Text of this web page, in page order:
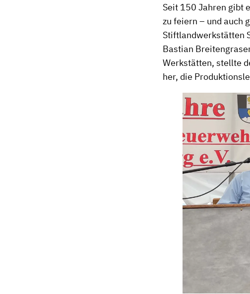
Seit 150 Jahren gibt
zu feiern – und auch
Stiftlandwerkstätten
Bastian
Werkstätten, stellte
her, die